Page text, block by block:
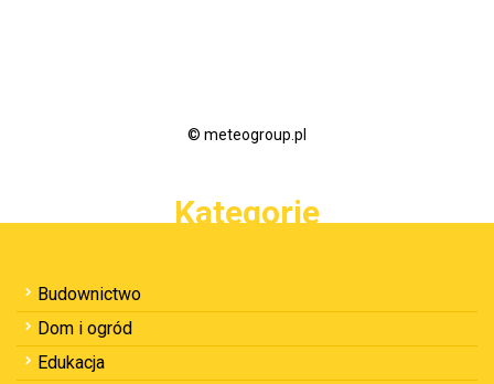
© meteogroup.pl
Kategorie
Budownictwo
Dom i ogród
Edukacja